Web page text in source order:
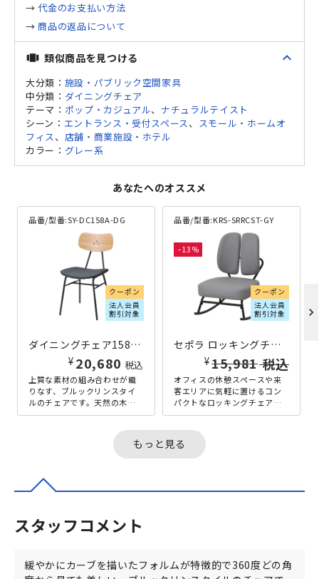
→代金のお支払い方法
→ 商品の返品について
view_carousel 類似商品を見つける expand_less
大分類： 施設・パブリック空間家具
中分類： ダイニングチェア
テーマ： ポップ・カジュアル、 ナチュラルテイスト
シーン： エントランス・受付スペース 、
スモール・ホームオ
フィス 、 店舗・商業施設・ホテル
カラー： グレー系
あなたへのオススメ
品番/型番:SY-DC158A-DG
クーポン
法人会員
割引対象
ダイニングチェア158A W430×D545×H790 ダークグレー
¥ 20,680 税込
上質な素材の組み合わせが織
りなす、ブルックリンスタイ
ルのチェアです。天然の木目
模様が美しいアッシュ材突板
品番/型番:KRS-SRRCST-GY
13
クーポン
法人会員
割引対象
セポラ ロッキングチェア スタンダード W490×D665×H730 グレー
¥13,880税込
オフィスの休憩スペースや来
客エリアに気軽に置けるコン
パクトなロッキングチェア
で、軽い揺れがほどよいリフ
ます。背もた...
chevron_right
もっと見る
スタッフコメント
緩やかにカーブを描いたフォルムが特徴的で360度どの角